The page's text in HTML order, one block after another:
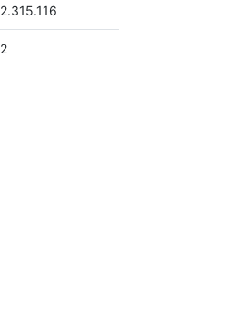
2.315.116
2